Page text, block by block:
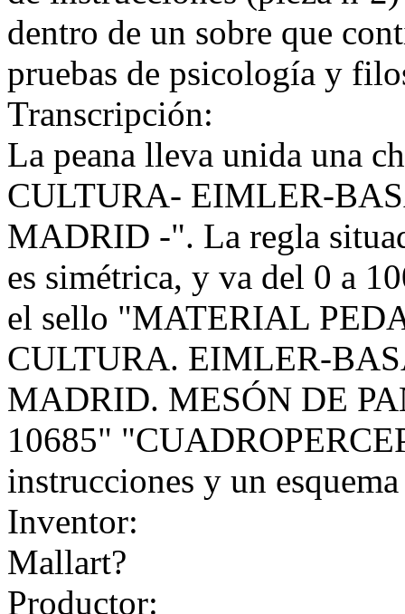
dentro de un sobre que
pruebas de psicología y
Transcripción:
La peana lleva unida una
CULTURA- EIMLER-
MADRID -". La regla
es simétrica, y va del 0 a
el sello "MATERIAL
CULTURA. EIMLER-
MADRID. MESÓN DE
10685"
instrucciones y un
Inventor:
Mallart?
Productor: